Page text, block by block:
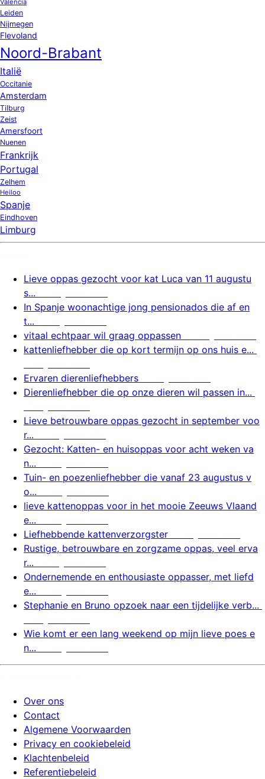
Valencia
Leiden
Nijmegen
Flevoland
Noord-Brabant
Italië
Occitanie
Amsterdam
Tilburg
Zeist
Amersfoort
Nuenen
Frankrijk
Portugal
Zelhem
Heiloo
Spanje
Eindhoven
Limburg
Lieve oppas gezocht voor kat Luca van 11 augustu
s...
In Spanje woonachtige jong pensionados die af en
t...
vitaal echtpaar wil graag oppassen
kattenliefhebber die op kort termijn op ons huis e...
Ervaren dierenliefhebbers
Dierenliefhebber die op onze dieren wil passen in...
Lieve betrouwbare oppas gezocht in september voo
r...
Gezocht: Katten- en huisoppas voor acht weken va
n...
Tuin- en poezenliefhebber die vanaf 23 augustus v
o...
lieve kattenoppas voor in het mooie Zeeuws Vlaand
e...
Liefhebbende kattenverzorgster
Rustige, betrouwbare en zorgzame oppas, veel erva
r...
Ondernemende en enthousiaste oppasser, met liefd
e...
Stephanie en Bruno opzoek naar een tijdelijke verb...
Wie komt er een lang weekend op mijn lieve poes e
n...
Over ons
Contact
Algemene Voorwaarden
Privacy en cookiebeleid
Klachtenbeleid
Referentiebeleid